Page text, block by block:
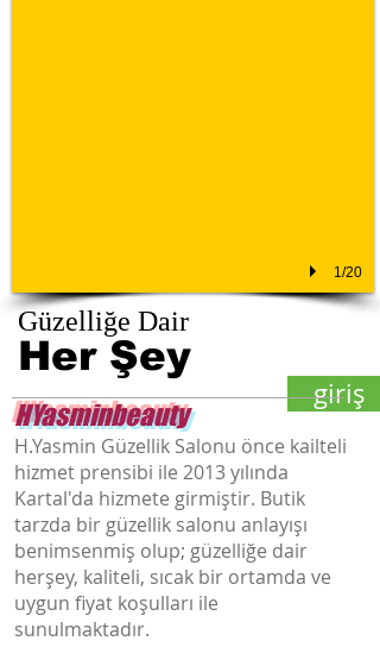
1/20
Güzelliğe Dair
Her Şey
giriş
HYasminbeauty
H.Yasmin Güzellik Salonu önce kailteli
hizmet prensibi ile 2013 yılında
Kartal'da hizmete girmiştir. Butik
tarzda bir güzellik salonu anlayışı
benimsenmiş olup; güzelliğe dair
herşey, kaliteli, sıcak bir ortamda ve
uygun fiyat koşulları ile
sunulmaktadır.